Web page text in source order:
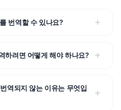
번역할 수 있나요?
하려면 어떻게 해야 하나요?
역되지 않는 이유는 무엇입